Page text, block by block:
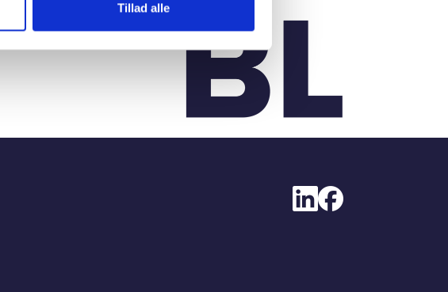
Tillad alle